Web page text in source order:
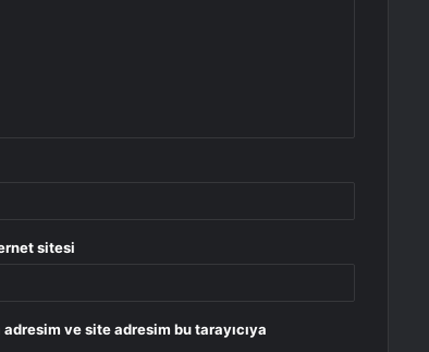
sitesi
ve site adresim bu tarayıcıya